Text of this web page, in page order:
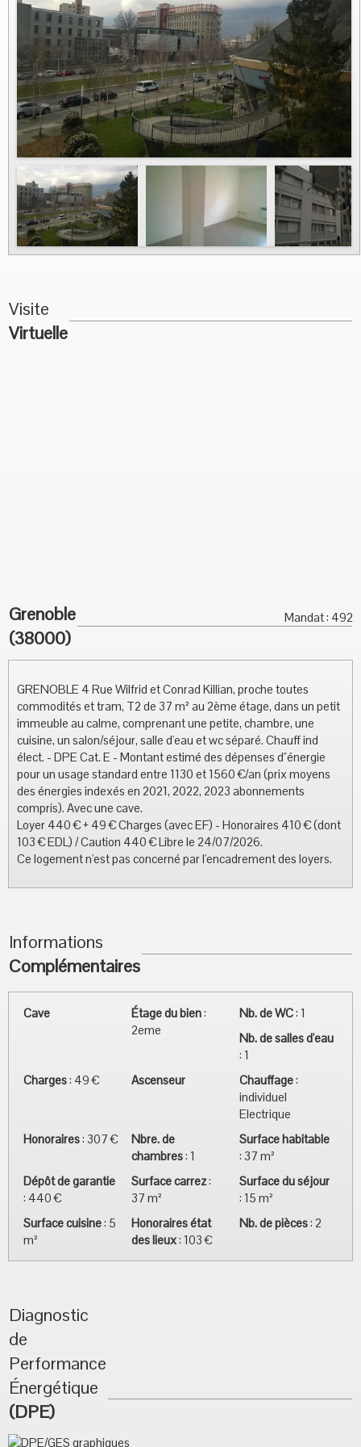
Vous Vendez
Nous contacter
Visite
Virtuelle
Grenoble
(38000)
GRENOBLE 4 Rue Wilfrid et Conrad Killian, proche toutes
commodités et tram, T2 de 37 m² au 2ème étage, dans un petit
immeuble au calme, comprenant une petite, chambre, une
cuisine, un salon/séjour, salle d'eau et wc séparé. Chauff ind
élect. - DPE Cat. E - Montant estimé des dépenses d"énergie
pour un usage standard entre 1130 et 1560 €/an (prix moyens
des énergies indexés en 2021, 2022, 2023 abonnements
compris). Avec une cave.
Loyer 440 € + 49 € Charges (avec EF) - Honoraires 410 € (dont
103 € EDL) / Caution 440 € Libre le 24/07/2026.
Ce logement n'est pas concerné par l'encadrement des loyers.
Mandat : 492
Informations
Complémentaires
Cave Étage du bien:
2eme
Nb. de WC: 1
Nb. de salles d'eau
: 1
Charges: 49 € Ascenseur Chauffage:
individuel
Electrique
Honoraires: 307 €
Nbre. de
chambres: 1
Surface habitable
: 37 m²
Dépôt de garantie
: 440 €
Surface carrez:
37 m²
Surface du séjour
: 15 m²
Surface cuisine: 5
m²
Honoraires état
des lieux: 103 €
Nb. de pièces: 2
Diagnostic
de
Performance
Énergétique
(DPE)